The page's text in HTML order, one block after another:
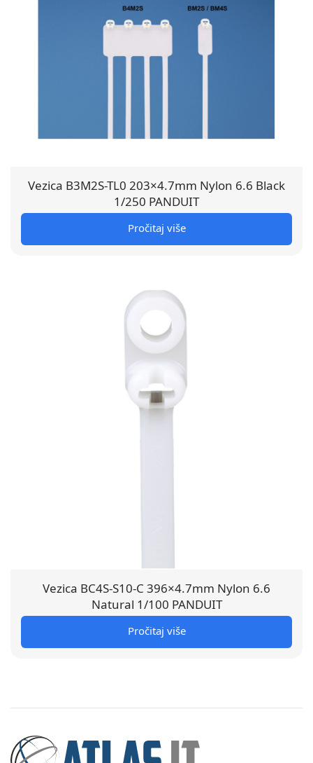
Vezica B3M2S-TL0 203×4.7mm Nylon 6.6 Black
1/250 PANDUIT
Pročitaj više
Vezica BC4S-S10-C 396×4.7mm Nylon 6.6
Natural 1/100 PANDUIT
Pročitaj više